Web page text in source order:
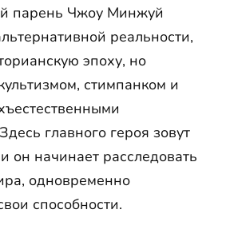
парень Чжоу Минжуй
реальности,
эпоху, но
стимпанком и
главного героя зовут
он начинает расследовать
одновременно
способности.